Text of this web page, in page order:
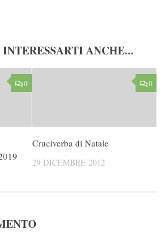
ANCHE...
0 0
Cruciverba di Natale
29 DICEMBRE 2012